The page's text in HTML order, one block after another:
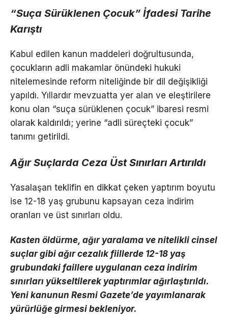
“Suça Sürüklenen Çocuk” İfadesi Tarihe
Karıştı
Kabul edilen kanun maddeleri doğrultusunda,
çocukların adli makamlar önündeki hukuki
nitelemesinde reform niteliğinde bir dil değişikliği
yapıldı. Yıllardır mevzuatta yer alan ve eleştirilere
konu olan “suça sürüklenen çocuk” ibaresi resmi
olarak kaldırıldı; yerine “adli süreçteki çocuk”
tanımı getirildi.
Ağır Suçlarda Ceza Üst Sınırları Artırıldı
Yasalaşan teklifin en dikkat çeken yaptırım boyutu
ise 12-18 yaş grubunu kapsayan ceza indirim
oranları ve üst sınırları oldu.
Kasten öldürme, ağır yaralama ve nitelikli cinsel
suçlar gibi ağır cezalık fiillerde 12-18 yaş
grubundaki faillere uygulanan ceza indirim
sınırları yükseltilerek yaptırımlar ağırlaştırıldı.
Yeni kanunun Resmi Gazete’de yayımlanarak
yürürlüğe girmesi bekleniyor.